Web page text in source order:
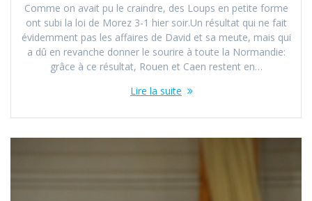
Comme on avait pu le craindre, des Loups en petite forme
ont subi la loi de Morez 3-1 hier soir.Un résultat qui ne fait
évidemment pas les affaires de David et sa meute, mais qui
a dû en revanche donner le sourire à toute la Normandie:
grâce à ce résultat, Rouen et Caen restent en…
Lire la suite